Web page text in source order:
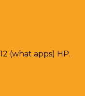
(what apps) HP.